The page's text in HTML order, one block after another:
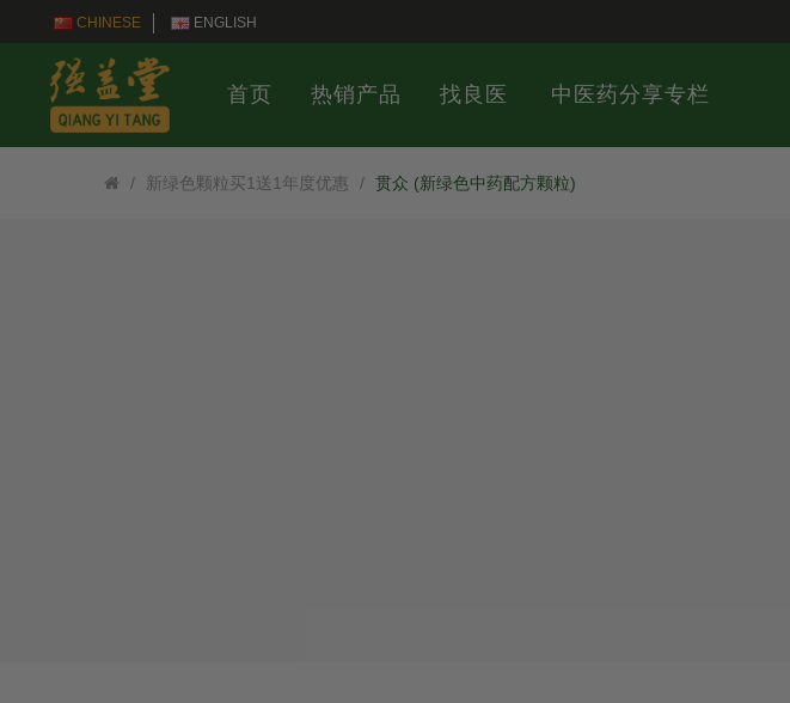
CHINESE ENGLISH
首页 热销产品 找良医 中医药分享专栏
新绿色颗粒买1送1年度优惠 贯众 (新绿色中药配方颗粒)